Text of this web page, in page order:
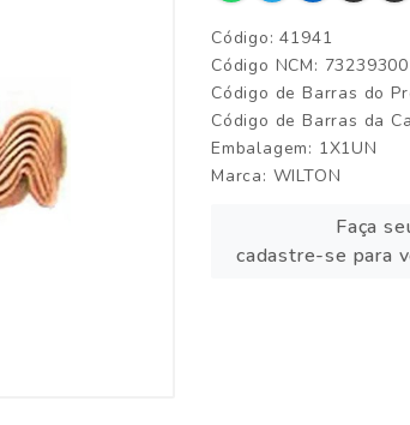
Código: 41941
Código NCM: 73239300
Código de Barras do
Código de Barras da
Embalagem: 1X1UN
Marca: WILTON
Faça
cadastre-se para